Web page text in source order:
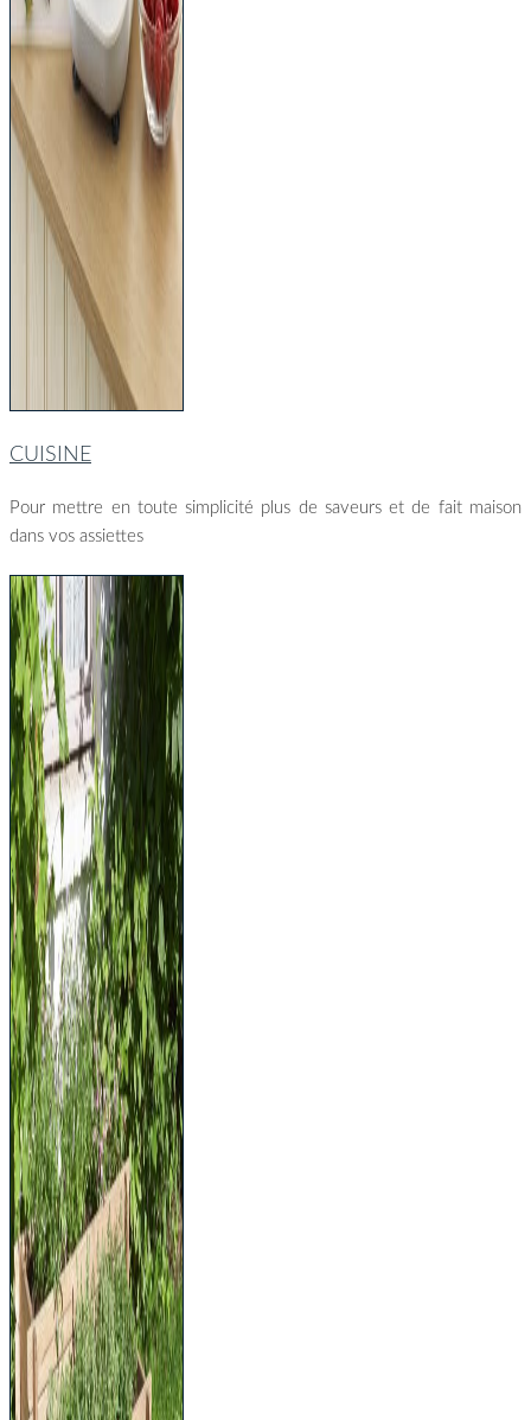
CUISINE
Pour mettre en toute simplicité plus de saveurs et de fait maison
dans vos assiettes